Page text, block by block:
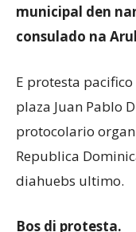
municipal den
consulado na
E protesta
plaza Juan Pablo
protocolario
Republica
diahuebs ultimo.
Bos di protesta.